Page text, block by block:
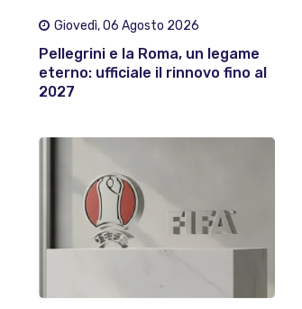
Giovedì, 06 Agosto 2026
Pellegrini e la Roma, un legame
eterno: ufficiale il rinnovo fino al
2027